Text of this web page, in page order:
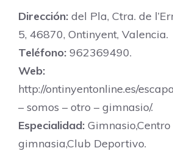
Dirección: del Pla, Ctra. de
5, 46870, Ontinyent, Valencia.
Teléfono: 962369490.
Web:
http://ontinyentonline.es/
– somos – otro – gimnasio/.
Especialidad:
gimnasia,Club Deportivo.